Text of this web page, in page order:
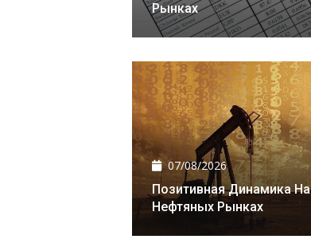
Рынках
07/08/2026
Позитивная Динамика На
Нефтяных Рынках